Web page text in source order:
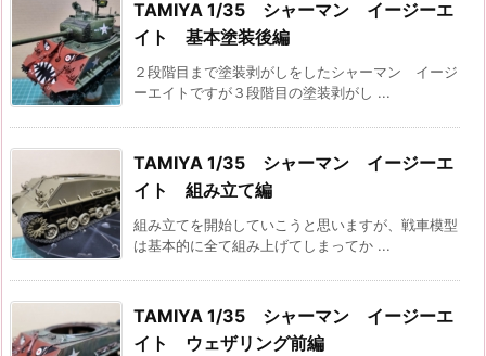
TAMIYA 1/35 シャーマン イージーエ
イト 基本塗装後編
２段階目まで塗装剥がしをしたシャーマン イージ
ーエイトですが３段階目の塗装剥がし ...
TAMIYA 1/35 シャーマン イージーエ
イト 組み立て編
組み立てを開始していこうと思いますが、戦車模型
は基本的に全て組み上げてしまってか ...
TAMIYA 1/35 シャーマン イージーエ
イト ウェザリング前編